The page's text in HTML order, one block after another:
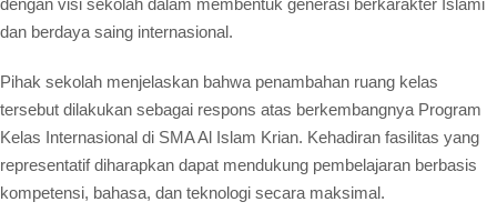
dan berdaya saing internasional.
Pihak sekolah menjelaskan bahwa penambahan ruang kelas
tersebut dilakukan sebagai respons atas berkembangnya Program
Kelas Internasional di SMA Al Islam Krian. Kehadiran fasilitas yang
representatif diharapkan dapat mendukung pembelajaran berbasis
kompetensi, bahasa, dan teknologi secara maksimal.